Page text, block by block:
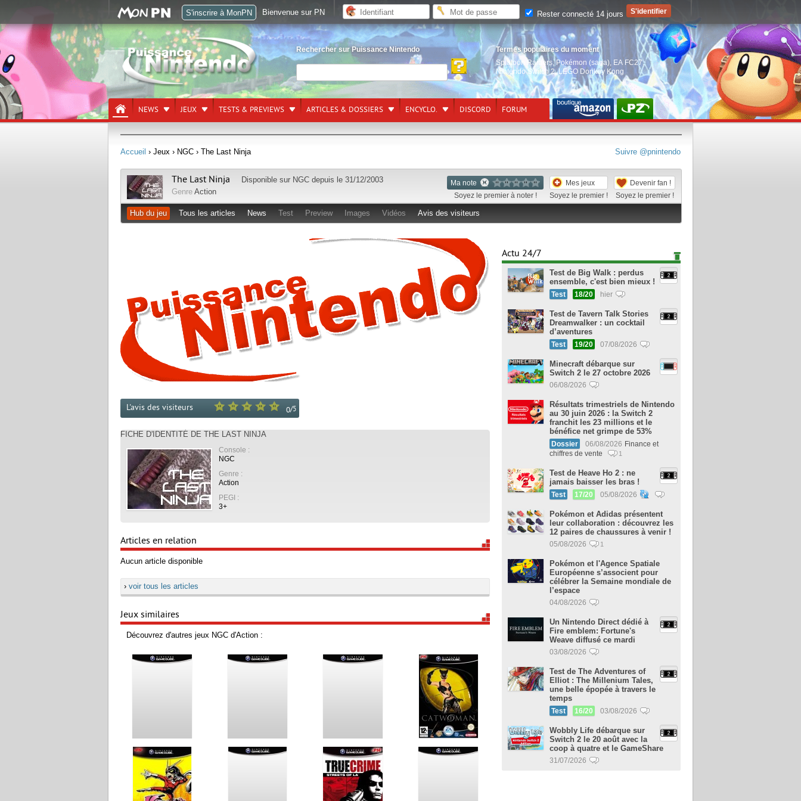
Rechercher sur Puissance Nintendo
Termes populaires du moment
Splatoon Raiders, Pokémon (saga) EA FC27,
Nintendo Switch 2,LEGO Donkey Kong
NEWS JEUX TESTS & PREVIEWS ARTICLES & DOSSIERS ENCYCLO. DISCORD FORUM
Suivre @pnintendo
Accueil › Jeux › NGC › The Last Ninja
Ma note
Soyez le premier à noter !
Mes jeux
Soyez le premier !
Devenir fan !
Soyez le premier !
The Last Ninja Disponible sur NGC depuis le 31/12/2003
Genre Action
Hub du jeu Tous les articles News Test Preview Images Vidéos Avis des visiteurs
0/5
L'avis des visiteurs
FICHE D'IDENTITÉ DE THE LAST NINJA
Console :
NGC
Genre :
Action
PEGI :
3+
Articles en relation
Aucun article disponible
› voir tous les articles
Jeux similaires
Découvrez d'autres jeux NGC d'Action :
Actu 24/7
Test de Big Walk : perdus
ensemble, c'est bien mieux !
Test 18/20 hier
Test de Tavern Talk Stories
Dreamwalker : un cocktail
d’aventures
Test 19/20 07/08/2026
Minecraft débarque sur
Switch 2 le 27 octobre 2026
06/08/2026
Résultats trimestriels de Nintendo
au 30 juin 2026 : la Switch 2
franchit les 23 millions et le
bénéfice net grimpe de 53%
Dossier 06/08/2026 Finance et
chiffres de vente
1
Test de Heave Ho 2 : ne
jamais baisser les bras !
Test 17/20 05/08/2026
Pokémon et Adidas présentent
leur collaboration : découvrez les
12 paires de chaussures à venir !
05/08/2026 1
Pokémon et l'Agence Spatiale
Européenne s’associent pour
célébrer la Semaine mondiale de
l’espace
04/08/2026
Un Nintendo Direct dédié à
Fire emblem: Fortune's
Weave diffusé ce mardi
03/08/2026
Test de The Adventures of
Elliot : The Millenium Tales,
une belle épopée à travers le
temps
Test 16/20 03/08/2026
Wobbly Life débarque sur
Switch 2 le 20 août avec la
coop à quatre et le GameShare
31/07/2026
S'inscrire à MonPN Bienvenue sur PN Rester connecté 14 jours